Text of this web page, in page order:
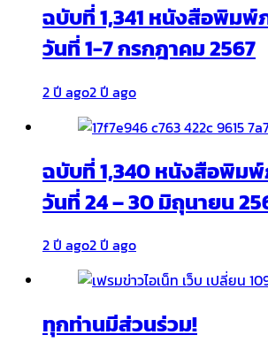
ฉบับที่ 1,341 หนังสือพิมพ์
วันที่ 1-7 กรกฎาคม 2567
2 ปี ago2 ปี ago
ฉบับที่ 1,340 หนังสือพิม
วันที่ 24 – 30 มิถุนายน
2 ปี ago2 ปี ago
ทุกท่านมีส่วนร่วม!